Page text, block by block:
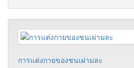
การแต่งกายของชนเผ่ามละ